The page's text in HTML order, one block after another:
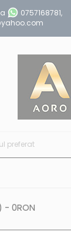
0757168781,
0RON